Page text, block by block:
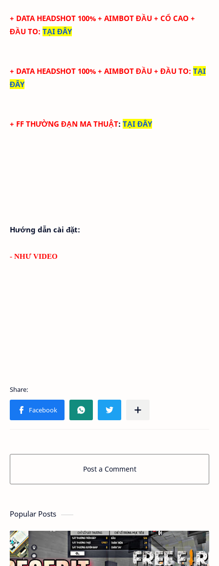
+ DATA HEADSHOT 100% + AIMBOT ĐẦU + CỔ CAO +
ĐẦU TO: TẠI ĐÂY
+ DATA HEADSHOT 100% + AIMBOT ĐẦU + ĐẦU TO: TẠI
ĐÂY
+ FF THƯỜNG ĐẠN MA THUẬT: TẠI ĐÂY
Hướng dẫn cài đặt:
- NHƯ VIDEO
Post a Comment
Popular Posts